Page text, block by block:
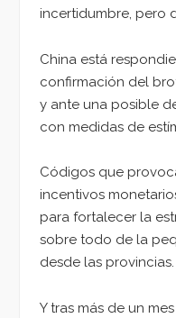
incertidumbre, pero
China está
confirmación del
y ante una posible
con medidas de
Códigos que
incentivos
para fortalecer la
sobre todo de la
desde las provincias.
Y tras más de un